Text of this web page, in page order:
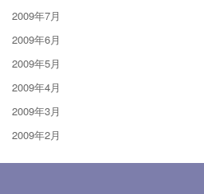
2009年7月
2009年6月
2009年5月
2009年4月
2009年3月
2009年2月